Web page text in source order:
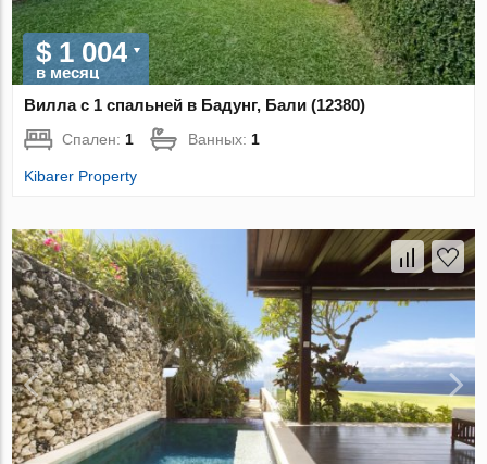
$ 1 004
в месяц
Вилла с 1 спальней в Бадунг, Бали (12380)
Спален: 1 Ванных: 1
Kibarer Property